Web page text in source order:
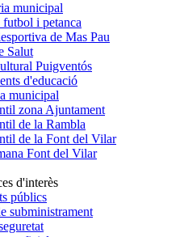
municipal
futbol i petanca
de Mas Pau
Salut
Puigventós
d'educació
municipal
zona Ajuntament
de la Rambla
de la Font del Vilar
Font del Vilar
d'interès
públics
subministrament